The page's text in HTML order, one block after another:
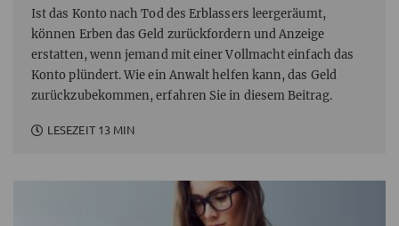
Ist das Konto nach Tod des Erblassers leergeräumt,
können Erben das Geld zurückfordern und Anzeige
erstatten, wenn jemand mit einer Vollmacht einfach das
Konto plündert. Wie ein Anwalt helfen kann, das Geld
zurückzubekommen, erfahren Sie in diesem Beitrag.
LESEZEIT 13 MIN